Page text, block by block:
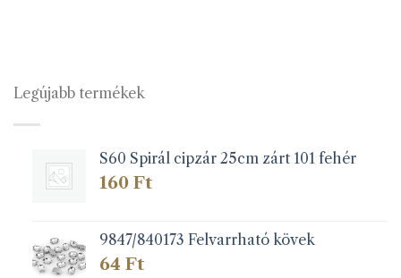
Legújabb termékek
S60 Spirál cipzár 25cm zárt 101 fehér
160 Ft
9847/840173 Felvarrható kövek
64 Ft